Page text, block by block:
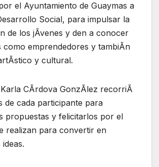
el Ayuntamiento de Guaymas a
Social, para impulsar la
de los jÃvenes y den a conocer
como emprendedores y tambiÃn
y cultural.
CÃrdova GonzÃlez recorriÃ
de cada participante para
propuestas y felicitarlos por el
realizan para convertir en